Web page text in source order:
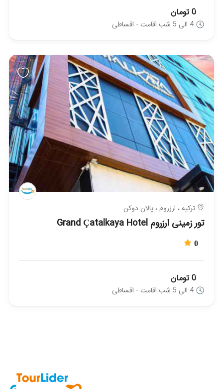
0 تومان
4 الی 5 شب اقامت - اقساطی
ترکیه ، ارزروم ، پالان دوکن
تور زمینی ارزروم Grand Çatalkaya Hotel
0
0 تومان
4 الی 5 شب اقامت - اقساطی